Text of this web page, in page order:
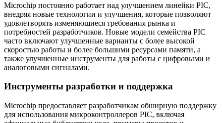
Microchip постоянно работает над улучшением линейки PIC,
внедряя новые технологии и улучшения, которые позволяют
удовлетворять изменяющиеся требования рынка и
потребностей разработчиков. Новые модели семейства PIC
часто включают улучшенные варианты с более высокой
скоростью работы и более большими ресурсами памяти, а
также улучшенные инструменты для работы с цифровыми и
аналоговыми сигналами.
Инструменты разработки и поддержка
Microchip предоставляет разработчикам обширную поддержку
для использования микроконтроллеров PIC, включая